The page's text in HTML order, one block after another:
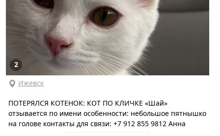
2
Ижевск
ПОТЕРЯЛСЯ КОТЕНОК: КОТ ПО КЛИЧКЕ «Шай»
отзывается по имени особенности: небольшое пятнышко
на голове контакты для связи: +7 912 855 9812 Анна